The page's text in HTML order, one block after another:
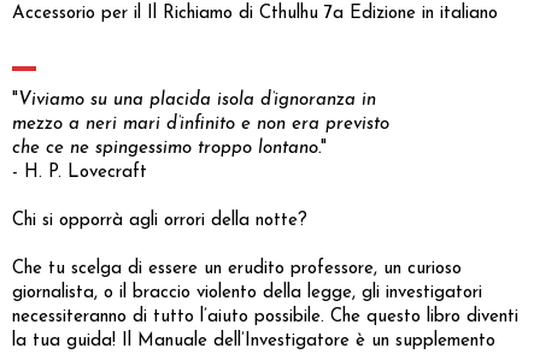
Accessorio per il Il Richiamo di Cthulhu 7a Edizione in italiano
"Viviamo su una placida isola d’ignoranza in
mezzo a neri mari d’infinito e non era previsto
che ce ne spingessimo troppo lontano."
- H. P. Lovecraft
Chi si opporrà agli orrori della notte?
Che tu scelga di essere un erudito professore, un curioso
giornalista, o il braccio violento della legge, gli investigatori
necessiteranno di tutto l’aiuto possibile. Che questo libro diventi
la tua guida! Il Manuale dell’Investigatore è un supplemento